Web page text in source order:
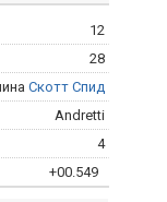
12
28
Скотт Спид
Andretti
4
+00.549